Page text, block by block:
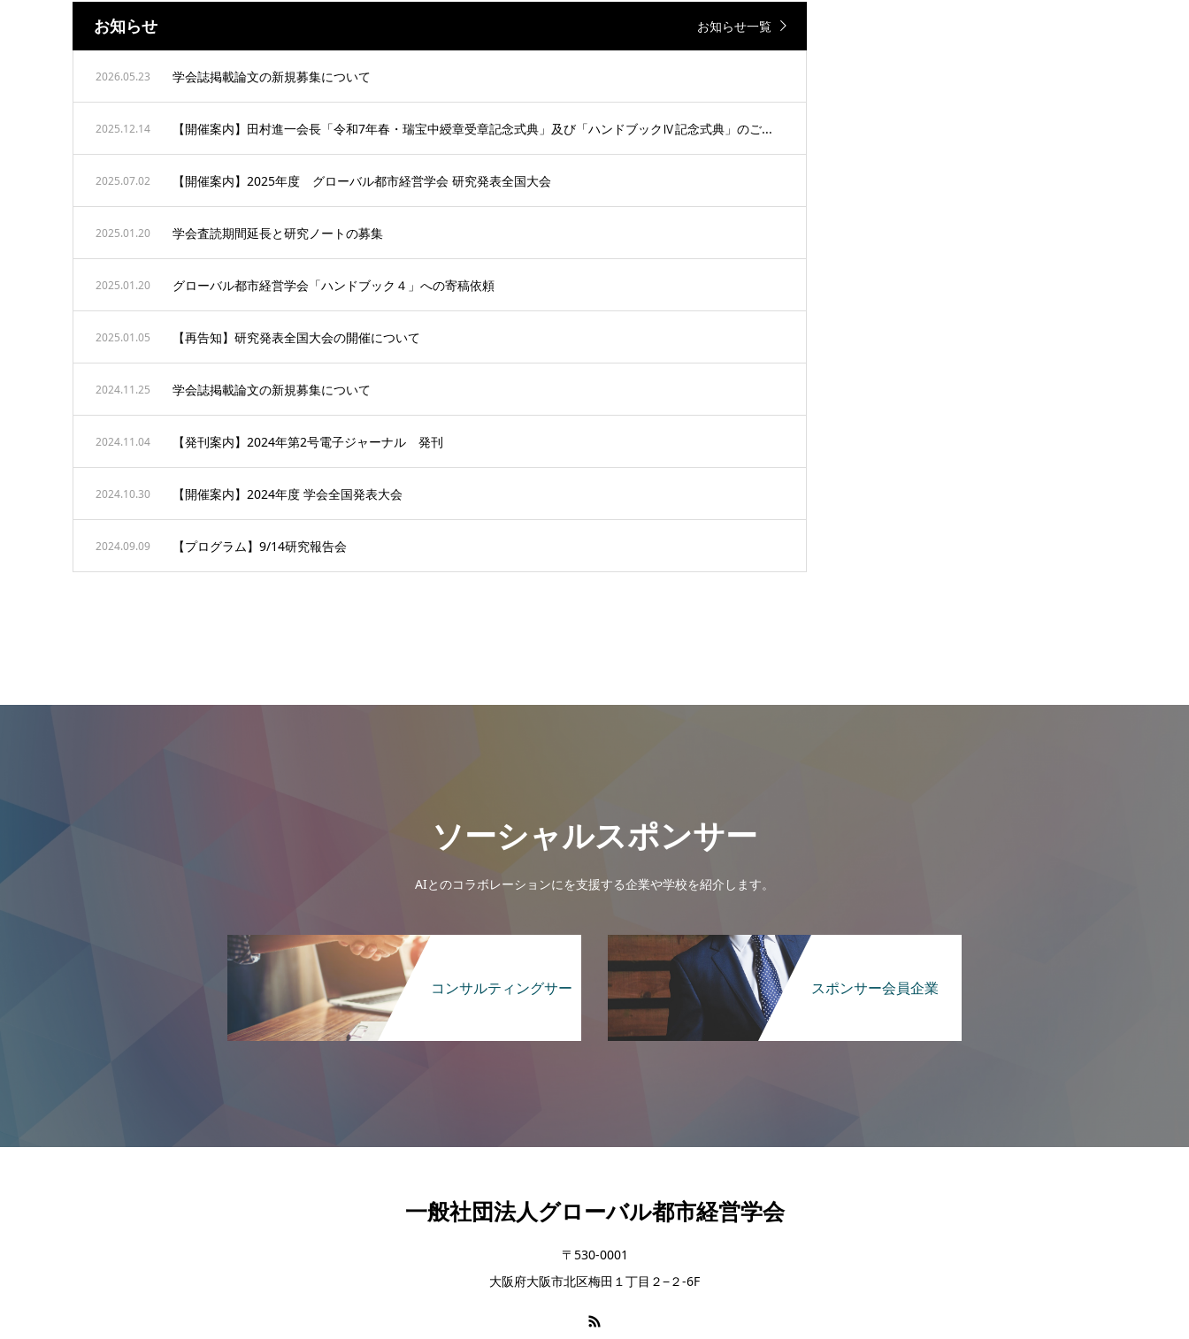
お知らせ お知らせ一覧
2026.05.23 学会誌掲載論文の新規募集について
2025.12.14 【開催案内】田村進一会長「令和7年春・瑞宝中綬章受章記念式典」及び「ハンドブックⅣ記念式典」のご...
2025.07.02 【開催案内】2025年度 グローバル都市経営学会 研究発表全国大会
2025.01.20 学会査読期間延長と研究ノートの募集
2025.01.20 グローバル都市経営学会「ハンドブック４」への寄稿依頼
2025.01.05 【再告知】研究発表全国大会の開催について
2024.11.25 学会誌掲載論文の新規募集について
2024.11.04 【発刊案内】2024年第2号電子ジャーナル 発刊
2024.10.30 【開催案内】2024年度 学会全国発表大会
2024.09.09 【プログラム】9/14研究報告会
ソーシャルスポンサー
AIとのコラボレーションにを支援する企業や学校を紹介します。
コンサルティングサー スポンサー会員企業
一般社団法人グローバル都市経営学会
〒530-0001
大阪府大阪市北区梅田１丁目２−２-6F